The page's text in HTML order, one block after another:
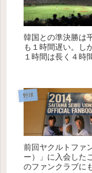
韓国との準決勝は
も１時間遅い。し
１時間は長く４時
野球
前回ヤクルトファ
ー）」に入会した
のファンクラブに